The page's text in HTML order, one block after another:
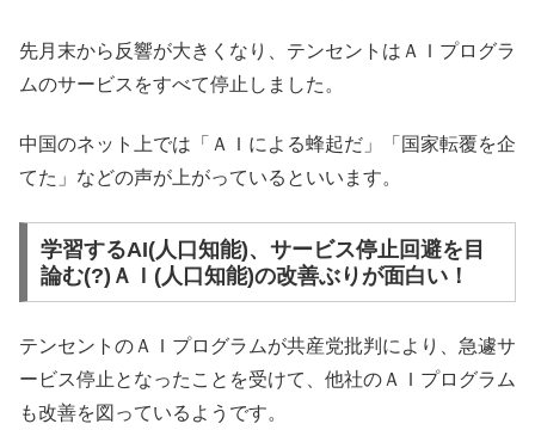
先月末から反響が大きくなり、テンセントはＡＩプログラ
ムのサービスをすべて停止しました。
中国のネット上では「ＡＩによる蜂起だ」「国家転覆を企
てた」などの声が上がっているといいます。
学習するAI(人口知能)、サービス停止回避を目
論む(?)ＡＩ(人口知能)の改善ぶりが面白い！
テンセントのＡＩプログラムが共産党批判により、急遽サ
ービス停止となったことを受けて、他社のＡＩプログラム
も改善を図っているようです。